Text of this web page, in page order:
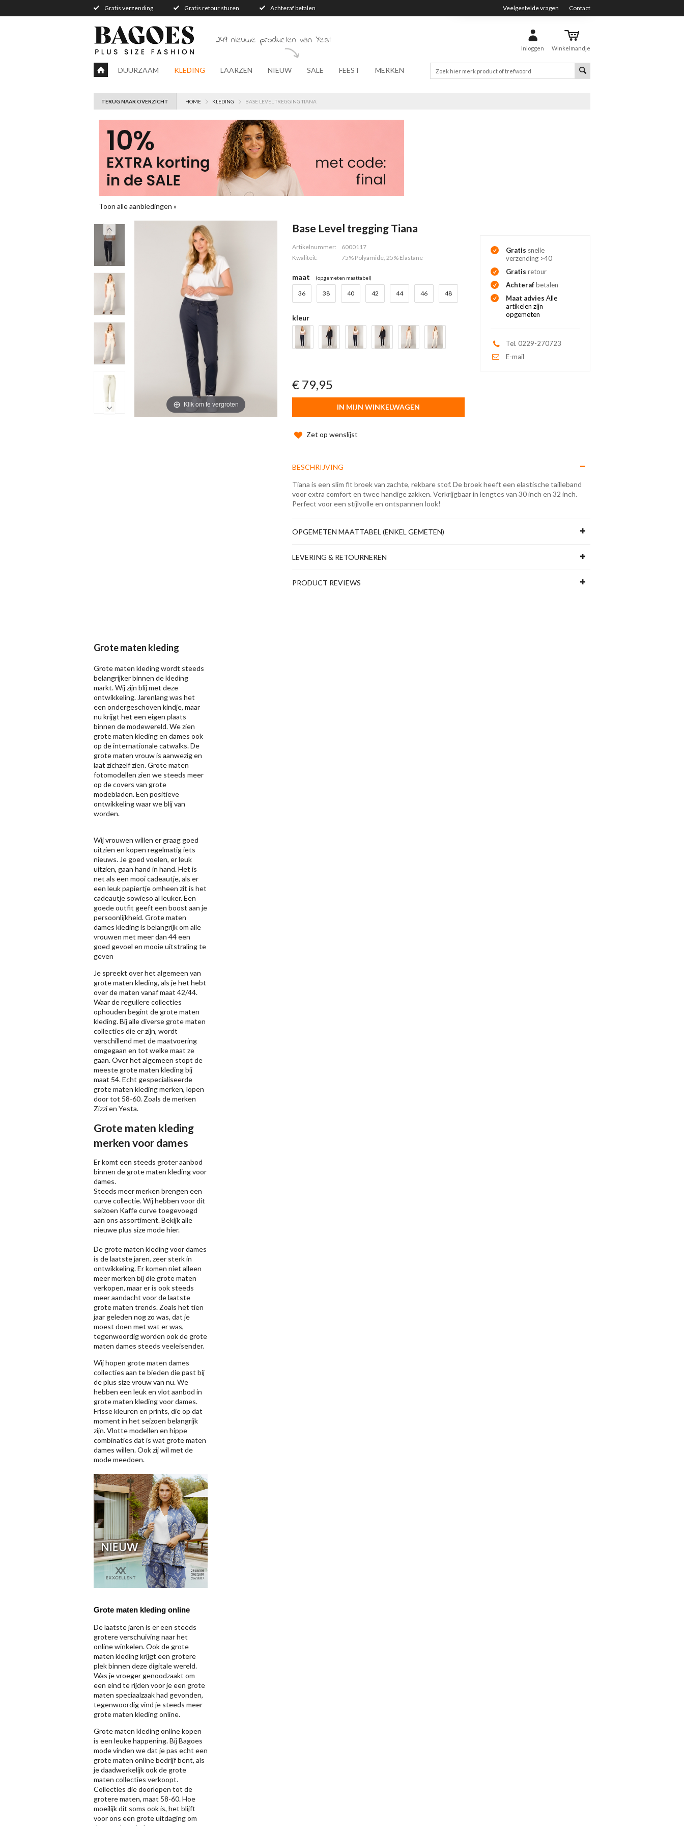
Gratis verzending Gratis retour sturen Achteraf betalen Veelgestelde vragen Contact
Inloggen Winkelmandje
249 nieuwe producten van Yest
DUURZAAM KLEDING LAARZEN NIEUW SALE FEEST MERKEN
TERUG NAAR OVERZICHT HOME KLEDING BASE LEVEL TREGGING TIANA
Toon alle aanbiedingen »
Klik om te vergroten
Base Level tregging Tiana
Artikelnummer:
6000117
Kwaliteit:
75% Polyamide, 25% Elastane
maat (opgemeten maattabel)
36 38 40 42 44 46 48
kleur
€ 79,95
IN MIJN WINKELWAGEN
Zet op wenslijst
Gratis snelle
verzending >40
Gratis retour
Achterafbetalen
Maat adviesAlle
artikelen zijn
opgemeten
Tel. 0229-270723
E-mail
BESCHRIJVING
Tiana is een slim fit broek van zachte, rekbare stof. De broek heeft een elastische tailleband
voor extra comfort en twee handige zakken. Verkrijgbaar in lengtes van 30 inch en 32 inch.
Perfect voor een stijlvolle en ontspannen look!
OPGEMETEN MAATTABEL (ENKEL GEMETEN)
LEVERING & RETOURNEREN
PRODUCT REVIEWS
Grote maten kleding
Grote maten kleding wordt steeds
belangrijker binnen de kleding
markt. Wij zijn blij met deze
ontwikkeling. Jarenlang was het
een ondergeschoven kindje, maar
nu krijgt het een eigen plaats
binnen de modewereld. We zien
grote maten kleding en dames ook
op de internationale catwalks. De
grote maten vrouw is aanwezig en
laat zichzelf zien. Grote maten
fotomodellen zien we steeds meer
op de covers van grote
modebladen. Een positieve
ontwikkeling waar we blij van
worden.
Wij vrouwen willen er graag goed
uitzien en kopen regelmatig iets
nieuws. Je goed voelen, er leuk
uitzien, gaan hand in hand. Het is
net als een mooi cadeautje, als er
een leuk papiertje omheen zit is het
cadeautje sowieso al leuker. Een
goede outfit geeft een boost aan je
persoonlijkheid. Grote maten
dames kleding is belangrijk om alle
vrouwen met meer dan 44 een
goed gevoel en mooie uitstraling te
geven
Je spreekt over het algemeen van
grote maten kleding, als je het hebt
over de maten vanaf maat 42/44.
Waar de reguliere collecties
ophouden begint de grote maten
kleding. Bij alle diverse grote maten
collecties die er zijn, wordt
verschillend met de maatvoering
omgegaan en tot welke maat ze
gaan. Over het algemeen stopt de
meeste grote maten kleding bij
maat 54. Echt gespecialiseerde
grote maten kleding merken, lopen
door tot 58-60. Zoals de merken
Zizzien Yesta.
Grote maten kleding
merken voor dames
Er komt een steeds groter aanbod
binnen de grote maten kleding voor
dames.
Steeds meer merken brengen een
curve collectie. Wij hebben voor dit
seizoen Kaffecurve toegevoegd
aan ons assortiment. Bekijk alle
nieuweplus size modehier.
De grote maten kleding voor dames
is de laatste jaren, zeer sterk in
ontwikkeling. Er komen niet alleen
meer merken bij die grote maten
verkopen, maar er is ook steeds
meer aandacht voor de laatste
grote maten trends. Zoals het tien
jaar geleden nog zo was, dat je
moest doen met wat er was,
tegenwoordig worden ook de grote
maten dames steeds veeleisender.
Wij hopen grote maten dames
collecties aan te bieden die past bij
de plus size vrouw van nu. We
hebben een leuk en vlot aanbod in
grote maten kleding voor dames.
Frisse kleuren en prints, die op dat
moment in het seizoen belangrijk
zijn. Vlotte modellen en hippe
combinaties dat is wat grote maten
dames willen. Ook zij wil met de
mode meedoen.
Grote maten kleding online
De laatste jaren is er een steeds
grotere verschuiving naar het
online winkelen. Ook de grote
maten kleding krijgt een grotere
plek binnen deze digitale wereld.
Was je vroeger genoodzaakt om
een eind te rijden voor je een grote
maten speciaalzaak had gevonden,
tegenwoordig vind je steeds meer
grote maten kleding online.
Grote maten kleding online kopen
is een leuke happening. Bij Bagoes
mode vinden we dat je pas echt een
grote maten online bedrijf bent, als
je daadwerkelijk ook de grote
maten collecties verkoopt.
Collecties die doorlopen tot de
grotere maten, maat 58-60. Hoe
moeilijk dit soms ook is, het blijft
voor ons een grote uitdaging om